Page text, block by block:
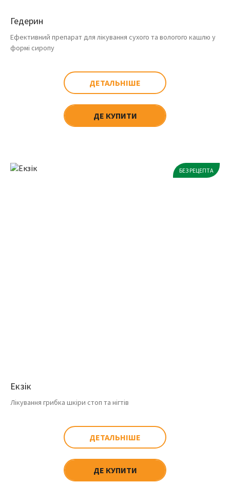
Гедерин
Ефективний препарат для лікування сухого та вологого кашлю у
формі сиропу
ДЕТАЛЬНІШЕ
ДЕ КУПИТИ
БЕЗ РЕЦЕПТА
Екзік
Лікування грибка шкіри стоп та нігтів
ДЕТАЛЬНІШЕ
ДЕ КУПИТИ